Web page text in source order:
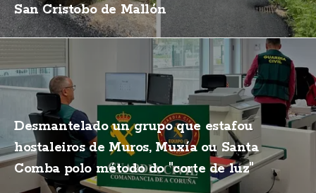
San Cristobo de Mallón
Desmantelado un grupo que estafou
hostaleiros de Muros, Muxía ou Santa
Comba polo método do "corte de luz"